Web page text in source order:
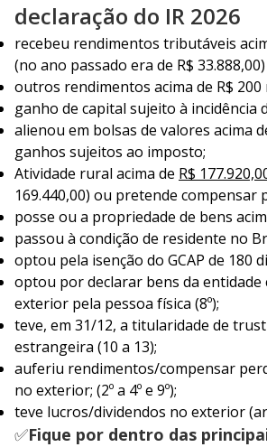
declaração do IR 2026
recebeu rendimentos tributáveis
(no ano passado era de R$ 33.888,00)
outros rendimentos acima de R$ 200
ganho de capital sujeito à incidência
alienou em bolsas de valores acima
ganhos sujeitos ao imposto;
Atividade rural acima de R$
169.440,00) ou pretende compensar
posse ou a propriedade de bens
passou à condição de residente no
optou pela isenção do GCAP de 180
optou por declarar bens da
exterior pela pessoa física (8º);
teve, em 31/12, a titularidade de
estrangeira (10 a 13);
auferiu rendimentos/compensar
no exterior; (2º a 4º e 9º);
teve lucros/dividendos no exterior
✅Fique por dentro das